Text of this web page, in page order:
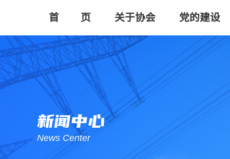
首       页 关于协会 党的建设
新闻中心
News Center